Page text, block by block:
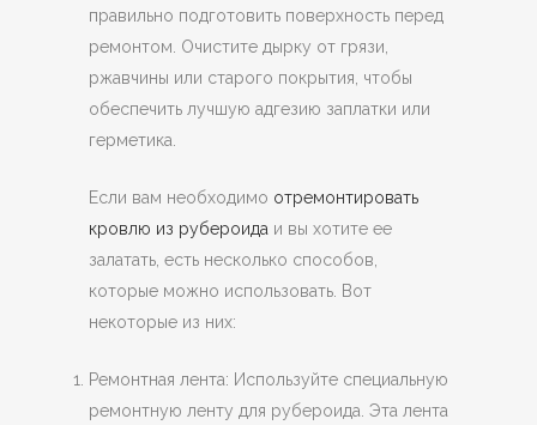
правильно подготовить поверхность перед
ремонтом. Очистите дырку от грязи,
ржавчины или старого покрытия, чтобы
обеспечить лучшую адгезию заплатки или
герметика.
Если вам необходимо отремонтировать
кровлю из рубероида и вы хотите ее
залатать, есть несколько способов,
которые можно использовать. Вот
некоторые из них:
Ремонтная лента: Используйте специальную
ремонтную ленту для рубероида. Эта лента